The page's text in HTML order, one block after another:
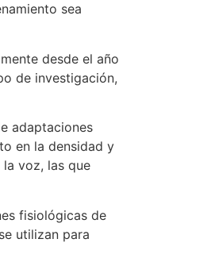
sea
desde el año
de investigación,
adaptaciones
en la densidad y
voz, las que
fisiológicas de
utilizan para